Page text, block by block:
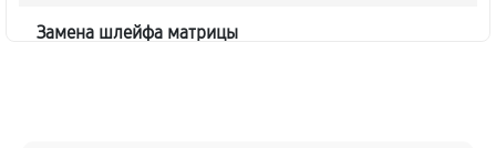
Замена шлейфа матрицы